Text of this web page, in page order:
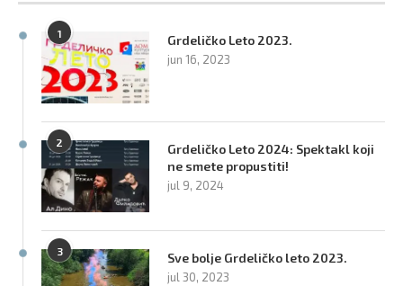
1 Grdeličko Leto 2023.
jun 16, 2023
2
Grdeličko Leto 2024: Spektakl koji
ne smete propustiti!
jul 9, 2024
3 Sve bolje Grdeličko leto 2023.
jul 30, 2023